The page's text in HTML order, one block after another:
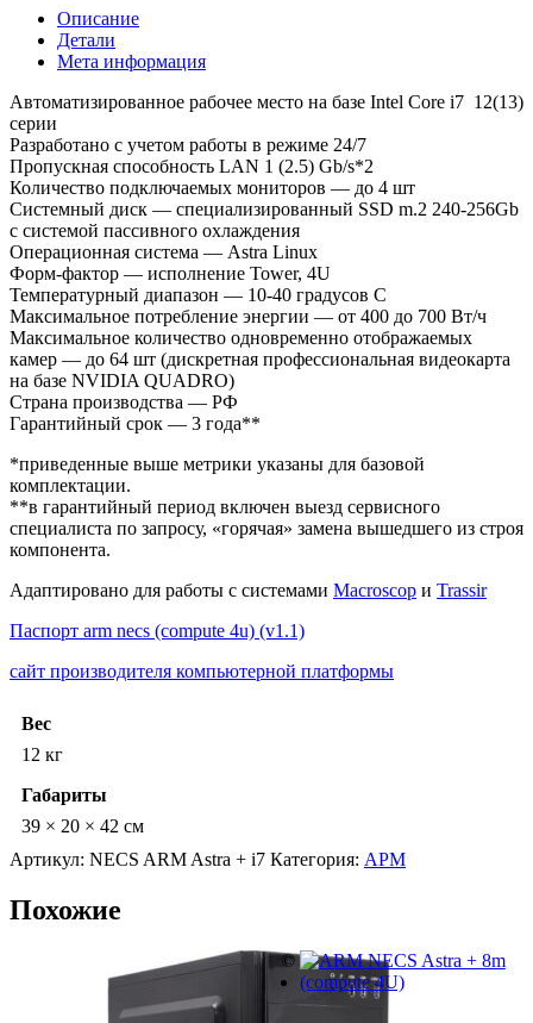
(compute
Описание
Детали
Мета информация
Автоматизированное рабочее место на базе Intel Core i7 12(13)
серии
Разработано с учетом работы в режиме 24/7
Пропускная способность LAN 1 (2.5) Gb/s*2
Количество подключаемых мониторов — до 4 шт
Системный диск — специализированный SSD m.2 240-256Gb
с системой пассивного охлаждения
Операционная система — Astra Linux
Форм-фактор — исполнение Tower, 4U
Температурный диапазон — 10-40 градусов C
Максимальное потребление энергии — от 400 до 700 Вт/ч
Максимальное количество одновременно отображаемых
камер — до 64 шт (дискретная профессиональная видеокарта
на базе NVIDIA QUADRO)
Страна производства — РФ
Гарантийный срок — 3 года**
*приведенные выше метрики указаны для базовой
комплектации.
**в гарантийный период включен выезд сервисного
специалиста по запросу, «горячая» замена вышедшего из строя
компонента.
Адаптировано для работы с системами Macroscop и Trassir
Паспорт arm necs (compute 4u) (v1.1)
сайт производителя компьютерной платформы
Вес
12 кг
Габариты
39 × 20 × 42 см
Артикул: NECS ARM Astra + i7 Категория: АРМ
Похожие
©